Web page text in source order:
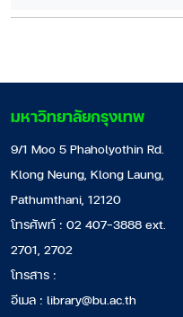
มหาวิทยาลัยกรุงเทพ
9/1 Moo 5 Phaholyothin Rd.
Klong Neung, Klong Laung,
Pathumthani, 12120
โทรศัพท์ : 02 407-3888 ext.
2701, 2702
โทรสาร :
อีเมล : library@bu.ac.th